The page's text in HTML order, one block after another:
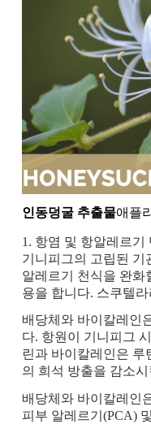
인동덩굴 추출물애플
1. 항염 및 항알레르
기니피그의 고립된 기
알레르기 천식을 완화
용을 합니다. 스쿠텔
배당체와 바이칼레인
다. 항원이 기니피그
린과 바이칼레인은 루
의 희석 방출을 감소
배당체와 바이칼레인
피부 알레르기(PCA)